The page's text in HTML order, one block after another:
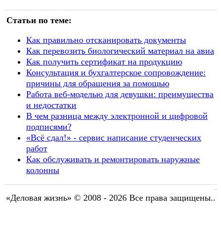
Статьи по теме:
Как правильно отсканировать документы
Как перевозить биологический материал на авиа
Как получить сертификат на продукцию
Консультация и бухгалтерское сопровождение:
причины для обращения за помощью
Работа веб-моделью для девушки: преимущества
и недостатки
В чем разница между электронной и цифровой
подписями?
«Всё сдал!» - сервис написание студенческих
работ
Как обслуживать и ремонтировать наружные
колонны
«Деловая жизнь» © 2008 - 2026 Все права защищены..